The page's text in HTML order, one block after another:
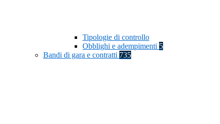
Tipologie di controllo
Obblighi e adempimenti 5
Bandi di gara e contratti 735